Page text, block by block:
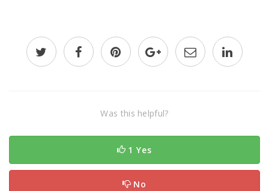
Was this helpful?
1 Yes
No